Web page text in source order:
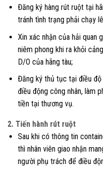
Đăng ký hàng rút ruột tại
tránh tình trạng phải chạy
Xin xác nhận của hải quan
niêm phong khi ra khỏi
D/O của hãng tàu;
Đăng ký thủ tục tại điều độ
điều động công nhân, làm
tiền tại thương vụ.
2. Tiến hành rút ruột
Sau khi có thông tin
thì nhân viên giao nhận
người phụ trách để điều